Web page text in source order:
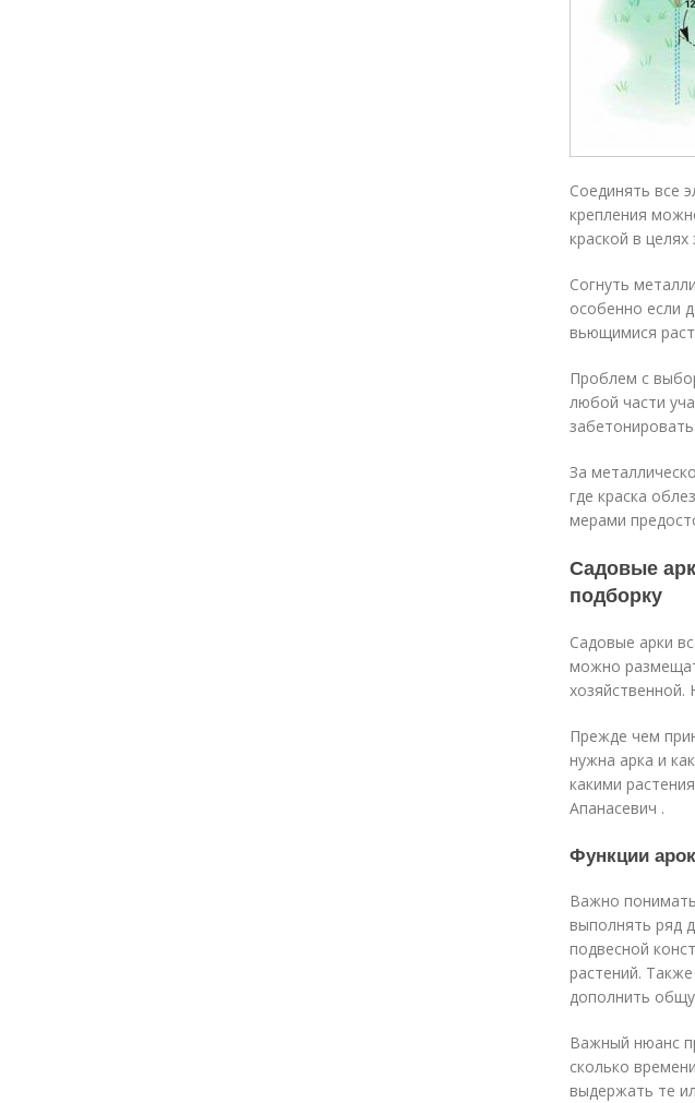
Соединять все
крепления
краской в
Согнуть
особенно если
вьющимися
Проблем с
любой части
За
где краска
мерами
Садовые
подборку
Садовые арки
можно
хозяйственной.
Прежде чем
нужна арка и
какими
Апанасевич .
Функции арок
Важно
выполнять ряд
подвесной
растений.
дополнить
Важный нюанс
сколько
выдержать те